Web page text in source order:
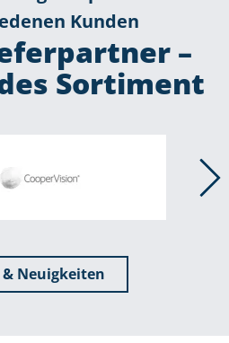
Kunden
–
Sortiment
& Neuigkeiten